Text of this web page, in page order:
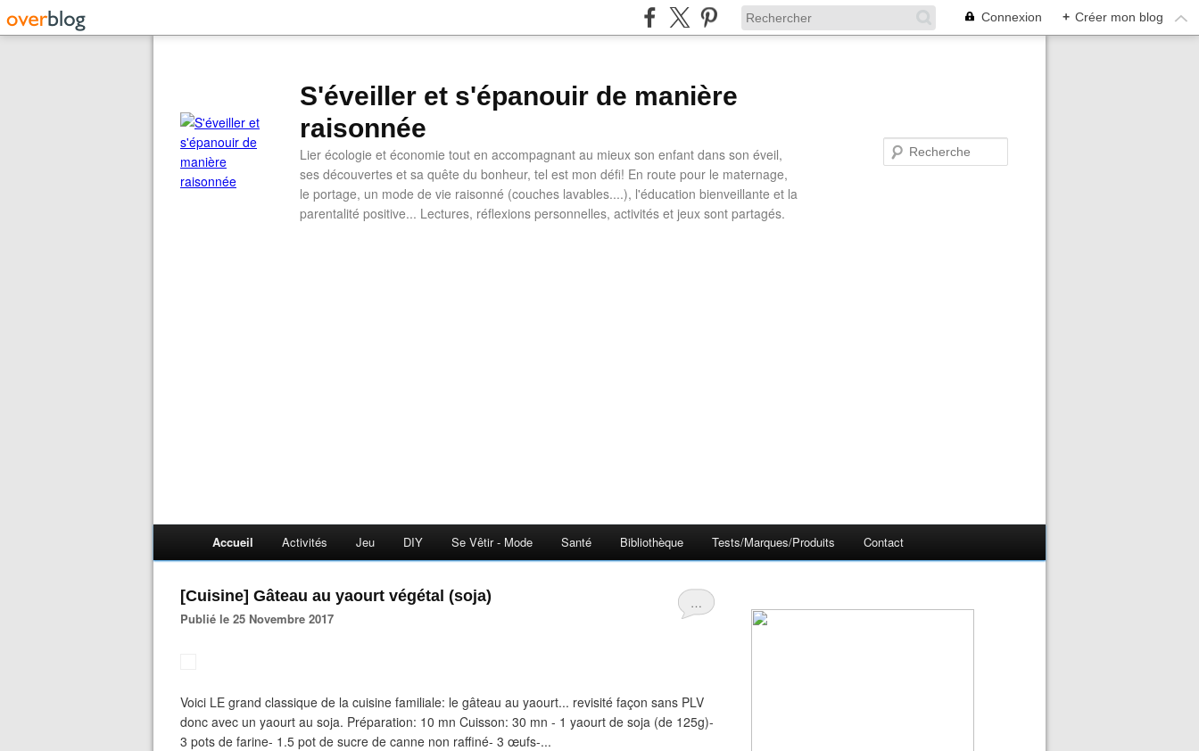
Connexion + Créer mon blog
S'éveiller et s'épanouir de manière
raisonnée
Lier écologie et économie tout en accompagnant au mieux son enfant dans son éveil,
ses découvertes et sa quête du bonheur, tel est mon défi! En route pour le maternage,
le portage, un mode de vie raisonné (couches lavables....), l'éducation bienveillante et la
parentalité positive... Lectures, réflexions personnelles, activités et jeux sont partagés.
Accueil Activités Jeu DIY Se Vêtir - Mode Santé Bibliothèque Tests/Marques/Produits Contact
…
[Cuisine] Gâteau au yaourt végétal (soja)
Publié le 25 Novembre 2017
Voici LE grand classique de la cuisine familiale: le gâteau au yaourt... revisité façon sans PLV
donc avec un yaourt au soja. Préparation: 10 mn Cuisson: 30 mn - 1 yaourt de soja (de 125g)-
3 pots de farine- 1.5 pot de sucre de canne non raffiné- 3 œufs-...